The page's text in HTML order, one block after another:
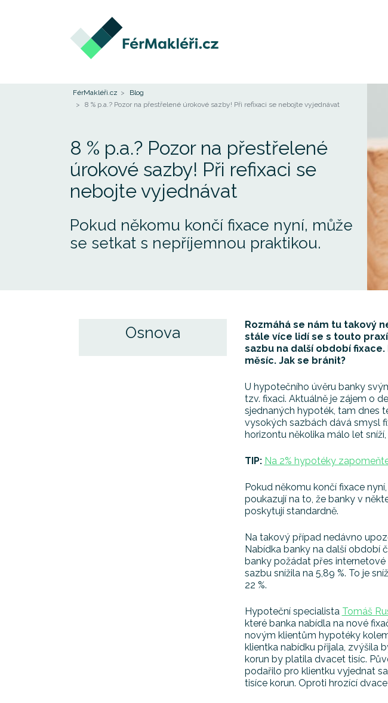
FérMakléři.cz
Blog
8 % p.a.? Pozor na přestřelené úrokové sazby! Při refixaci se nebojte vyjednávat
8 % p.a.? Pozor na přestřelené
úrokové sazby! Při refixaci se
nebojte vyjednávat
Pokud někomu končí fixace nyní, může
se setkat s nepříjemnou praktikou.
Osnova
Rozmáhá se nám tu takový
stále více lidí se s touto
sazbu na další období
měsíc. Jak se bránit?
U hypotečního úvěru banky
tzv. fixaci. Aktuálně je zájem o
sjednaných hypoték, tam dnes
vysokých sazbách dává smysl
horizontu několika málo let
TIP: Na 2% hypotéky
Pokud někomu končí fixace
poukazují na to, že banky v
poskytují standardně.
Na takový případ nedávno
Nabídka banky na další období
banky požádat přes
sazbu snížila na 5,89 %. To je
22 %.
Hypoteční specialista Tomáš
které banka nabídla na nové
novým klientům hypotéky
klientka nabídku přijala, zvýšila
korun by platila dvacet tisíc.
podařilo pro klientku vyjednat
tisíce korun. Oproti hrozící